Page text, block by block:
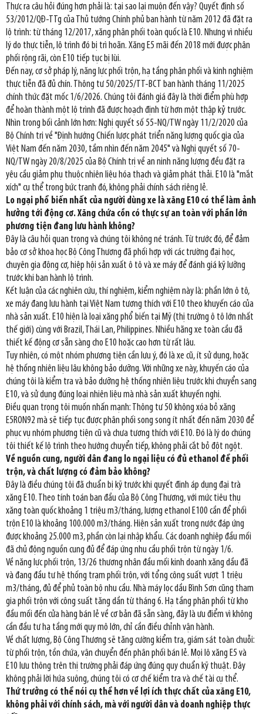
Thực ra câu hỏi đúng hơn phải là: tại sao lại muộn đến vậy? Quyết định số
53/2012/QĐ-TTg của Thủ tướng Chính phủ ban hành từ năm 2012 đã đặt ra
lộ trình: từ tháng 12/2017, xăng phân phối toàn quốc là E10. Nhưng vì nhiều
lý do thực tiễn, lộ trình đó bị trì hoãn. Xăng E5 mãi đến 2018 mới được phân
phối rộng rãi, còn E10 tiếp tục bị lùi.
Đến nay, cơ sở pháp lý, năng lực phối trộn, hạ tầng phân phối và kinh nghiệm
thực tiễn đã đủ chín. Thông tư 50/2025/TT-BCT ban hành tháng 11/2025
chính thức đặt mốc 1/6/2026. Chúng tôi đánh giá đây là thời điểm phù hợp
để hoàn thành một lộ trình đã được hoạch định từ hơn một thập kỷ trước.
Nhìn trong bối cảnh lớn hơn: Nghị quyết số 55-NQ/TW ngày 11/2/2020 của
Bộ Chính trị về "Định hướng Chiến lược phát triển năng lượng quốc gia của
Việt Nam đến năm 2030, tầm nhìn đến năm 2045" và Nghị quyết số 70-
NQ/TW ngày 20/8/2025 của Bộ Chính trị về an ninh năng lượng đều đặt ra
yêu cầu giảm phụ thuộc nhiên liệu hóa thạch và giảm phát thải. E10 là "mắt
xích" cụ thể trong bức tranh đó, không phải chính sách riêng lẻ.
Lo ngại phổ biến nhất của người dùng xe là xăng E10 có thể làm ảnh
hưởng tới động cơ. Xăng chứa cồn có thực sự an toàn với phần lớn
phương tiện đang lưu hành không?
Đây là câu hỏi quan trọng và chúng tôi không né tránh. Từ trước đó, để đảm
bảo cơ sở khoa học Bộ Công Thương đã phối hợp với các trường đại học,
chuyên gia động cơ, hiệp hội sản xuất ô tô và xe máy để đánh giá kỹ lưỡng
trước khi ban hành lộ trình.
Kết luận của các nghiên cứu, thí nghiệm, kiểm nghiệm này là: phần lớn ô tô,
xe máy đang lưu hành tại Việt Nam tương thích với E10 theo khuyến cáo của
nhà sản xuất. E10 hiện là loại xăng phổ biến tại Mỹ (thị trường ô tô lớn nhất
thế giới) cùng với Brazil, Thái Lan, Philippines. Nhiều hãng xe toàn cầu đã
thiết kế động cơ sẵn sàng cho E10 hoặc cao hơn từ rất lâu.
Tuy nhiên, có một nhóm phương tiện cần lưu ý, đó là xe cũ, ít sử dụng, hoặc
hệ thống nhiên liệu lâu không bảo dưỡng. Với những xe này, khuyến cáo của
chúng tôi là kiểm tra và bảo dưỡng hệ thống nhiên liệu trước khi chuyển sang
E10, và sử dụng đúng loại nhiên liệu mà nhà sản xuất khuyến nghị.
Điều quan trọng tôi muốn nhấn mạnh: Thông tư 50 không xóa bỏ xăng
E5RON92 mà sẽ tiếp tục được phân phối song song ít nhất đến năm 2030 để
phục vụ nhóm phương tiện cũ và chưa tương thích với E10. Đó là lý do chúng
tôi thiết kế lộ trình theo hướng chuyển tiếp, không phải cắt bỏ đột ngột.
Về nguồn cung, người dân đang lo ngại liệu có đủ ethanol để phối
trộn, và chất lượng có đảm bảo không?
Đây là điều chúng tôi đã chuẩn bị kỹ trước khi quyết định áp dụng đại trà
xăng E10. Theo tính toán ban đầu của Bộ Công Thương, với mức tiêu thụ
xăng toàn quốc khoảng 1 triệu m3/tháng, lượng ethanol E100 cần để phối
trộn E10 là khoảng 100.000 m3/tháng. Hiện sản xuất trong nước đáp ứng
được khoảng 25.000 m3, phần còn lại nhập khẩu. Các doanh nghiệp đầu mối
đã chủ động nguồn cung đủ để đáp ứng nhu cầu phối trộn từ ngày 1/6.
Về năng lực phối trộn, 13/26 thương nhân đầu mối kinh doanh xăng dầu đã
và đang đầu tư hệ thống trạm phối trộn, với tổng công suất vượt 1 triệu
m3/tháng, đủ để phủ toàn bộ nhu cầu. Nhà máy lọc dầu Bình Sơn cũng tham
gia phối trộn với công suất tăng dần từ tháng 6. Hạ tầng phân phối từ kho
đầu mối đến cửa hàng bán lẻ về cơ bản đã sẵn sàng, đây là ưu điểm vì không
cần đầu tư hạ tầng mới quy mô lớn, chỉ cần điều chỉnh vận hành.
Về chất lượng, Bộ Công Thương sẽ tăng cường kiểm tra, giám sát toàn chuỗi:
từ phối trộn, tồn chứa, vận chuyển đến phân phối bán lẻ. Mọi lô xăng E5 và
E10 lưu thông trên thị trường phải đáp ứng đúng quy chuẩn kỹ thuật. Đây
không phải lời hứa suông, chúng tôi có cơ chế kiểm tra và chế tài cụ thể.
Thứ trưởng có thể nói cụ thể hơn về lợi ích thực chất của xăng E10,
không phải với chính sách, mà với người dân và doanh nghiệp thực